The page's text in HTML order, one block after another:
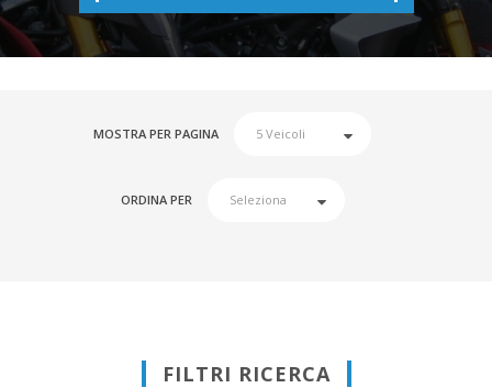
MOSTRA PER PAGINA
ORDINA PER
FILTRI RICERCA